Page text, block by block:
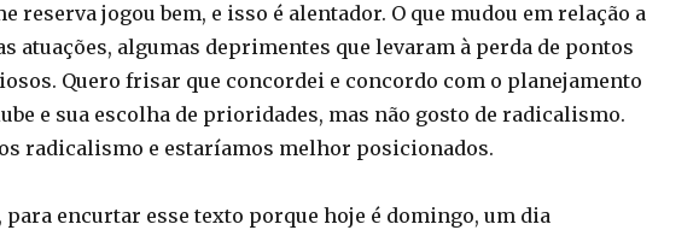
reserva jogou bem, e isso é alentador. O que mudou em relação a
atuações, algumas deprimentes que levaram à perda de pontos
Quero frisar que concordei e concordo com o planejamento
e sua escolha de prioridades, mas não gosto de radicalismo.
radicalismo e estaríamos melhor posicionados.
para encurtar esse texto porque hoje é domingo, um dia